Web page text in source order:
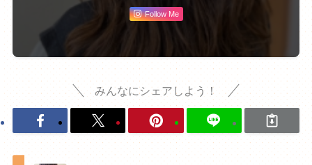
Follow Me
みんなにシェアしよう！